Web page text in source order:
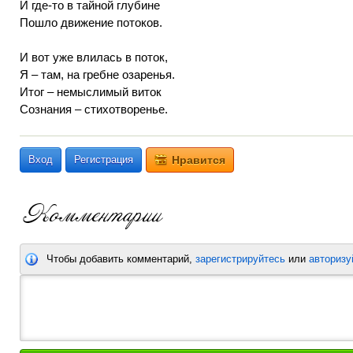
И где-то в тайной глубине
Пошло движение потоков.
И вот уже влилась в поток,
Я – там, на гребне озаренья.
Итог – немыслимый виток
Сознания – стихотворенье.
Вход Регистрация Нравится
Чтобы добавить комментарий, зарегистрируйтесь или